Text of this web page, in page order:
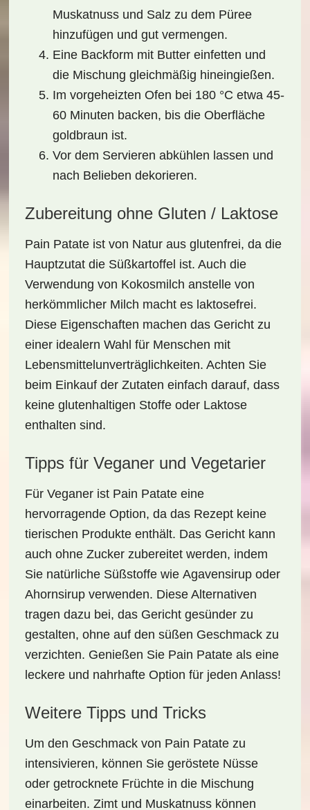
Muskatnuss und Salz zu dem Püree
hinzufügen und gut vermengen.
Eine Backform mit Butter einfetten und
die Mischung gleichmäßig hineingießen.
Im vorgeheizten Ofen bei 180 °C etwa 45-
60 Minuten backen, bis die Oberfläche
goldbraun ist.
Vor dem Servieren abkühlen lassen und
nach Belieben dekorieren.
Zubereitung ohne Gluten / Laktose
Pain Patate ist von Natur aus glutenfrei, da die
Hauptzutat die Süßkartoffel ist. Auch die
Verwendung von Kokosmilch anstelle von
herkömmlicher Milch macht es laktosefrei.
Diese Eigenschaften machen das Gericht zu
einer idealern Wahl für Menschen mit
Lebensmittelunverträglichkeiten. Achten Sie
beim Einkauf der Zutaten einfach darauf, dass
keine glutenhaltigen Stoffe oder Laktose
enthalten sind.
Tipps für Veganer und Vegetarier
Für Veganer ist Pain Patate eine
hervorragende Option, da das Rezept keine
tierischen Produkte enthält. Das Gericht kann
auch ohne Zucker zubereitet werden, indem
Sie natürliche Süßstoffe wie Agavensirupoder
Ahornsirupverwenden. Diese Alternativen
tragen dazu bei, das Gericht gesünder zu
gestalten, ohne auf den süßen Geschmack zu
verzichten. Genießen Sie Pain Patate als eine
leckere und nahrhafteOption für jeden Anlass!
Weitere Tipps und Tricks
Um den Geschmack von Pain Patate zu
intensivieren, können Sie geröstete Nüsse
oder getrocknete Früchtein die Mischung
einarbeiten. Zimt und Muskatnuss können